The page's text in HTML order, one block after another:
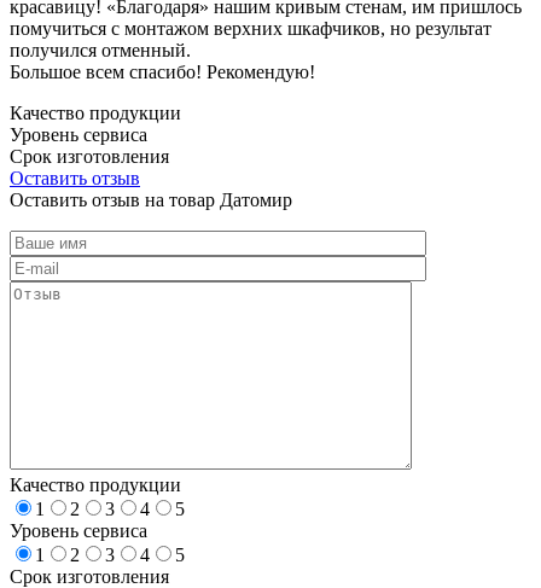
красавицу! «Благодаря» нашим кривым стенам, им пришлось
помучиться с монтажом верхних шкафчиков, но результат
получился отменный.
Большое всем спасибо! Рекомендую!
Качество продукции
Уровень сервиса
Срок изготовления
Оставить отзыв
Оставить отзыв на товар Датомир
Качество продукции
1
2 3 4
5
Уровень сервиса
1
2 3 4
5
Срок изготовления